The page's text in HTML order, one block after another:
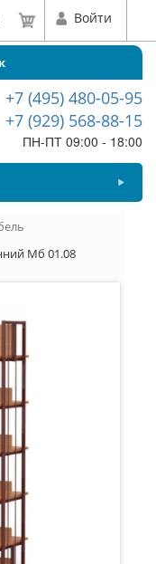
Войти
+7 (495) 480-05-95
+7 (929) 568-88-15
ПН-ПТ 09:00 - 18:00
Мб 01.08